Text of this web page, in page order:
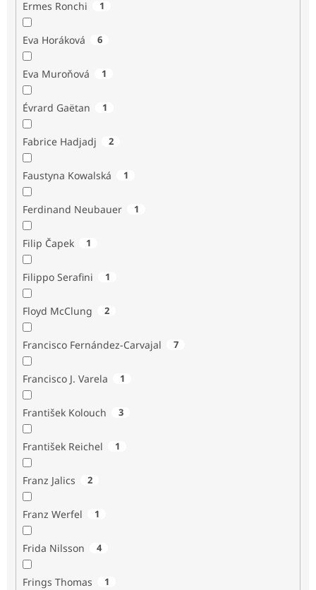
Ermes Ronchi 1
Eva Horáková 6
Eva Muroňová 1
Évrard Gaëtan 1
Fabrice Hadjadj 2
Faustyna Kowalská 1
Ferdinand Neubauer 1
Filip Čapek 1
Filippo Serafini 1
Floyd McClung 2
Francisco Fernández-Carvajal 7
Francisco J. Varela 1
František Kolouch 3
František Reichel 1
Franz Jalics 2
Franz Werfel 1
Frida Nilsson 4
Frings Thomas 1